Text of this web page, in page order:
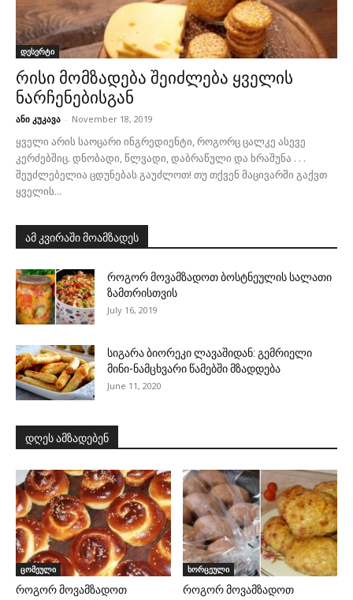
დესერტი
რისი მომზადება შეიძლება ყველის
ნარჩენებისგან
ანი კუკავა - November 18, 2019
ყველი არის საოცარი ინგრედიენტი, როგორც ცალკე ასევე
კერძებშიც. დნობადი, წლვადი, დაბრაწული და ხრაშუნა . . .
შეუძლებელია ცდუნებას გაუძლოთ! თუ თქვენ მაცივარში გაქვთ
ყველის...
ამ კვირაში მოამზადეს
როგორ მოვამზადოთ ბოსტნეულის სალათი
ზამთრისთვის
July 16, 2019
სიგარა ბიორეკი ლავაშიდან: გემრიელი
მინი-ნამცხვარი წამებში მზადდება
June 11, 2020
დღეს ამზადებენ
ცომეული
როგორ მოვამზადოთ
ხორცეული
როგორ მოვამზადოთ